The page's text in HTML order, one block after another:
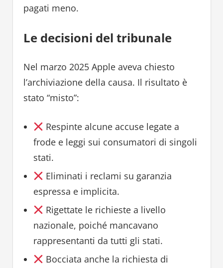
pagati meno.
Le decisioni del tribunale
Nel marzo 2025 Apple aveva chiesto
l’archiviazione della causa. Il risultato è
stato “misto”:
Respinte alcune accuse legate a
frode e leggi sui consumatori di singoli
stati.
Eliminati i reclami su garanzia
espressa e implicita.
Rigettate le richieste a livello
nazionale, poiché mancavano
rappresentanti da tutti gli stati.
Bocciata anche la richiesta di